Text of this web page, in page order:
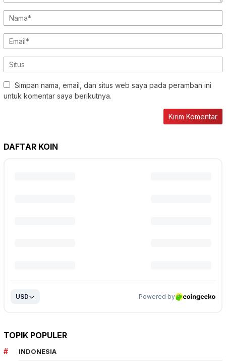
Simpan nama, email, dan situs web saya pada peramban ini
untuk komentar saya berikutnya.
DAFTAR KOIN
TOPIK POPULER
INDONESIA